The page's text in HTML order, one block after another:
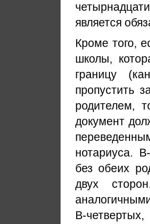
является
Кроме того,
школы,
границу
пропустить
родителем,
документ
нотариуса.
без обеих
двух
В-